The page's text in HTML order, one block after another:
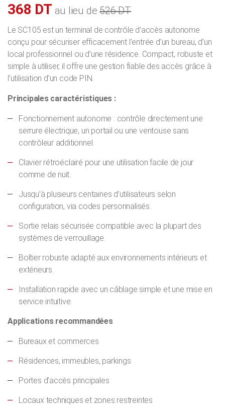
368 DT au lieu de526 DT
Le SC105 est un terminal de contrôle d’accès autonome
conçu pour sécuriser efficacement l’entrée d’un bureau, d’un
local professionnel ou d’une résidence. Compact, robuste et
simple à utiliser, il offre une gestion fiable des accès grâce à
l’utilisation d’un code PIN.
Principales caractéristiques :
Fonctionnement autonome : contrôle directement une
serrure électrique, un portail ou une ventouse sans
contrôleur additionnel.
Clavier rétroéclairé pour une utilisation facile de jour
comme de nuit.
Jusqu’à plusieurs centaines d’utilisateurs selon
configuration, via codes personnalisés.
Sortie relais sécurisée compatible avec la plupart des
systèmes de verrouillage.
Boîtier robuste adapté aux environnements intérieurs et
extérieurs.
Installation rapide avec un câblage simple et une mise en
service intuitive.
Applications recommandées
Bureaux et commerces
Résidences, immeubles, parkings
Portes d’accès principales
Locaux techniques et zones restreintes